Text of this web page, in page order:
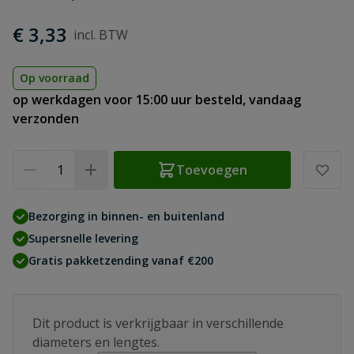
€ 3,33
Op voorraad
op werkdagen voor 15:00 uur besteld, vandaag
verzonden
Toevoegen
Bezorging in binnen- en buitenland
Supersnelle levering
Gratis pakketzending vanaf €200
Dit product is verkrijgbaar in verschillende
diameters en lengtes.